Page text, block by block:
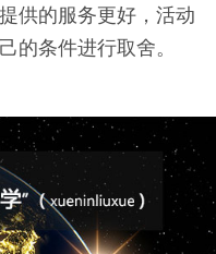
供的服务更好，活动
的条件进行取舍。